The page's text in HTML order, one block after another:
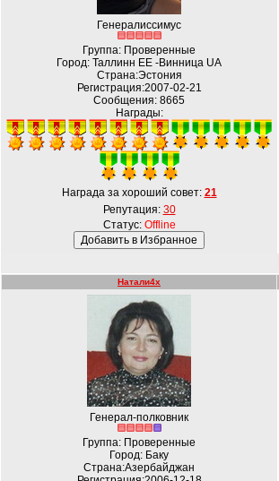
Генералиссимус
Группа: Проверенные
Город: Таллинн EE -Винница UA
Страна:Эстония
Регистрация:2007-02-21
Сообщения: 8665
Награды:
Награда за хороший совет: 21
Репутация: 30
Статус: Offline
Натали4х
Генерал-полковник
Группа: Проверенные
Город: Баку
Страна:Азербайджан